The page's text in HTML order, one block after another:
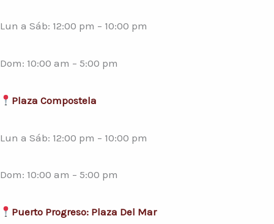
Lun a Sáb: 12:00 pm – 10:00 pm
Dom: 10:00 am – 5:00 pm
Plaza Compostela
Lun a Sáb: 12:00 pm – 10:00 pm
Dom: 10:00 am – 5:00 pm
Puerto Progreso: Plaza Del Mar